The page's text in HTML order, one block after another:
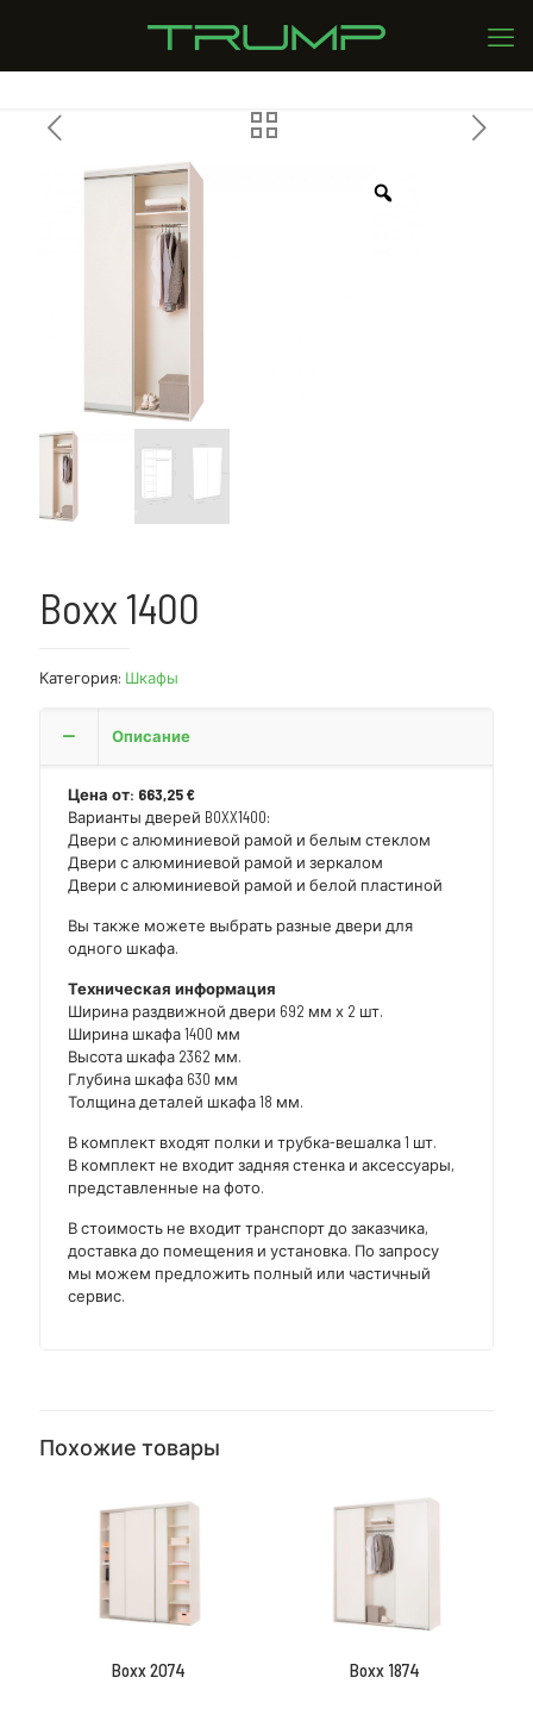
Boxx 1400
Категория: Шкафы
Описание
Цена от: 663,25 €
Варианты дверей BOXX1400:
Двери с алюминиевой рамой и белым стеклом
Двери с алюминиевой рамой и зеркалом
Двери с алюминиевой рамой и белой пластиной
Вы также можете выбрать разные двери для
одного шкафа.
Техническая информация
Ширина раздвижной двери 692 мм х 2 шт.
Ширина шкафа 1400 мм
Высота шкафа 2362 мм.
Глубина шкафа 630 мм
Толщина деталей шкафа 18 мм.
В комплект входят полки и трубка-вешалка 1 шт.
В комплект не входит задняя стенка и аксессуары,
представленные на фото.
В стоимость не входит транспорт до заказчика,
доставка до помещения и установка. По запросу
мы можем предложить полный или частичный
сервис.
Похожие товары
Boxx 2074 Boxx 1874